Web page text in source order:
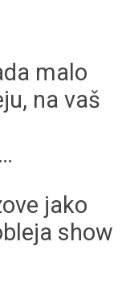
malo
na vaš
jako
show